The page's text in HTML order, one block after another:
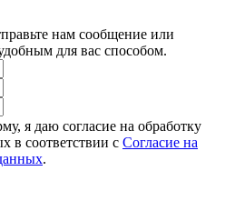
нам сообщение или
для вас способом.
я даю согласие на обработку
в соответствии с Согласие на
.